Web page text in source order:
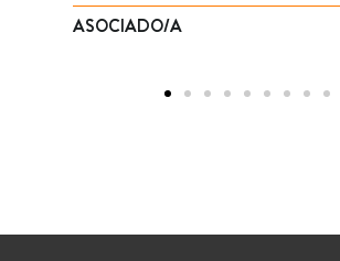
ASOCIADO/A